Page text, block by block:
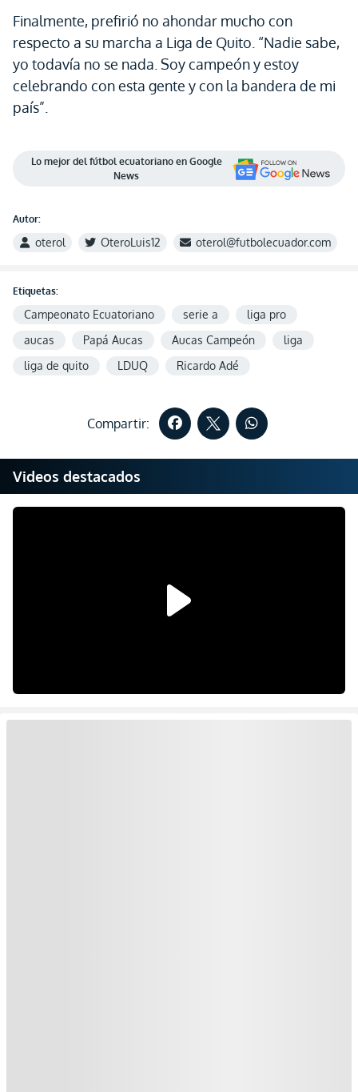
Finalmente, prefirió no ahondar mucho con
respecto a su marcha a Liga de Quito. “Nadie sabe,
yo todavía no se nada. Soy campeón y estoy
celebrando con esta gente y con la bandera de mi
país”.
Lo mejor del fútbol ecuatoriano en Google
News
Autor:
oterol OteroLuis12 oterol@futbolecuador.com
Etiquetas:
Campeonato Ecuatoriano serie a
liga pro
aucas
Papá Aucas Aucas Campeón
liga
liga de quito
LDUQ Ricardo Adé
Compartir:
Videos destacados